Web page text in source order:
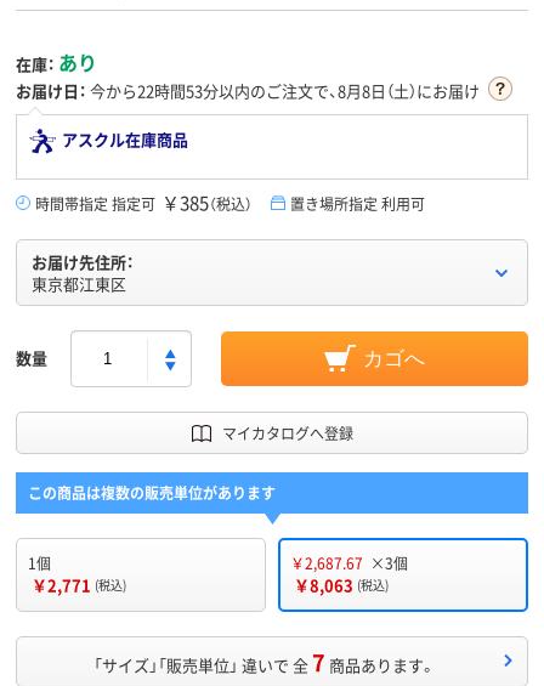
在庫： あり
お届け日： 今から22時間53分以内のご注文で、8月8日（土）にお届け
アスクル在庫商品
時間帯指定 指定可 ￥385（税込） 置き場所指定 利用可
お届け先住所：
東京都江東区
数量 カゴへ
マイカタログへ登録
この商品は複数の販売単位があります
1個
￥2,771 (税込)
￥2,687.67 ×3個
￥8,063 (税込)
「サイズ」「販売単位」 違いで 全7 商品あります。